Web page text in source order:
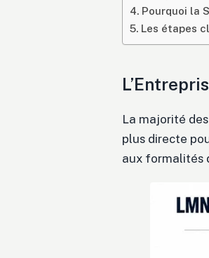
Pourquoi la
Les étapes
La majorité
plus directe
aux formalités